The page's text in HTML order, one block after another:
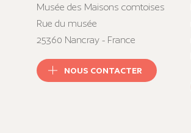
Musée des Maisons comtoises
Rue du musée
25360 Nancray - France
NOUS CONTACTER